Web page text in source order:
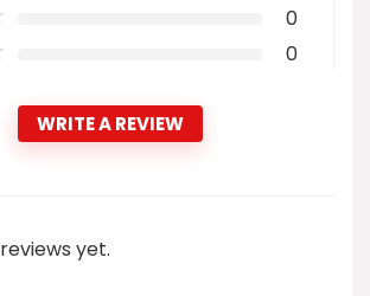
0
0
WRITE A REVIEW
yet.